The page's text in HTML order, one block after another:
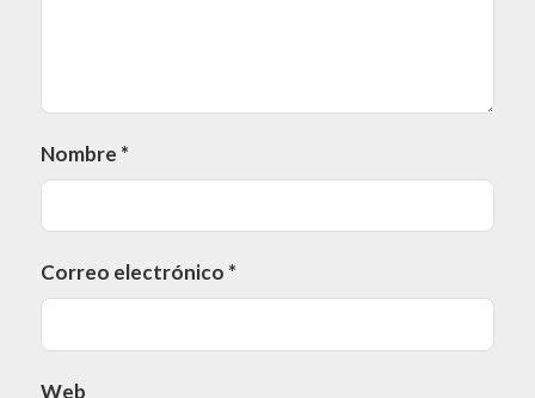
Nombre *
Correo electrónico *
Web